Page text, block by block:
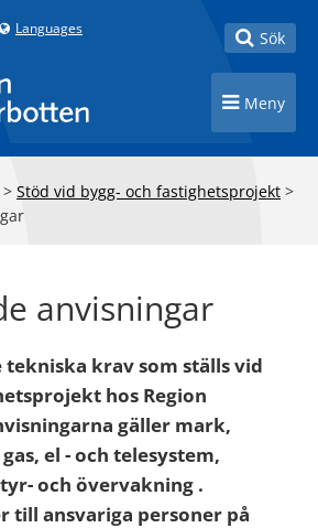
Languages Toggle
Sök
Toggle
Meny
> Stöd vid bygg- och fastighetsprojekt >
anvisningar
tekniska krav som ställs vid
hos Region
gäller mark,
el - och telesystem,
och övervakning .
till ansvariga personer på